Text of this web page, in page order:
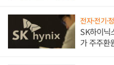
전자·전기·
SK하이닉
가 주주환